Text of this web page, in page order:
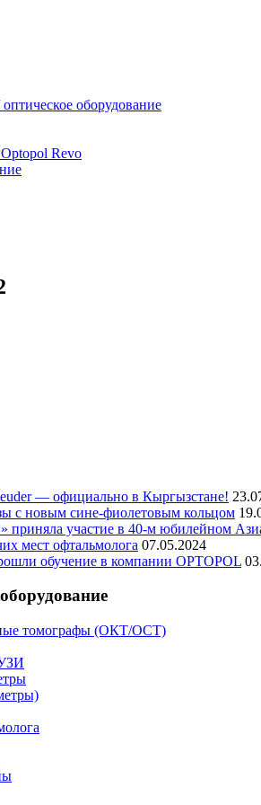
оптическое оборудование
Revo
— официально в Кыргызстане!
с новым сине-фиолетовым кольцом
участие в 40-м юбилейном
мест офтальмолога 07.05.2024
обучение в компании OPTOPOL
томографы (ОКТ/ОСТ)